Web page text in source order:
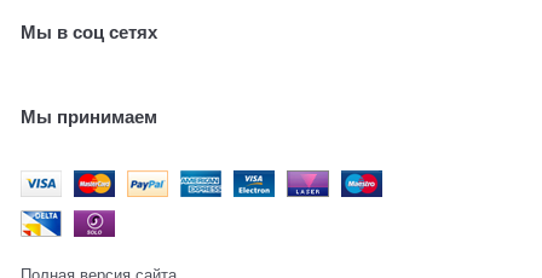
Мы в соц сетях
Мы принимаем